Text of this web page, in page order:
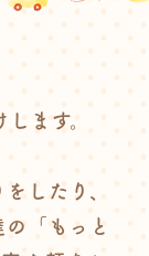
ます。
したり、
「もっと